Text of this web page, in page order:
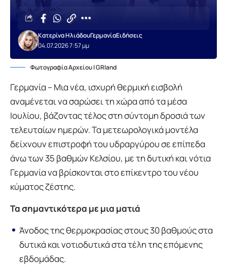
04.07.2026 7:57 μμ
Κατερίνα ΗλιάδουΓερμανίαΕιδήσεις
Φωτογραφία Αρχείου | GRland
Γερμανία – Μια νέα, ισχυρή θερμική εισβολή
αναμένεται να σαρώσει τη χώρα από τα μέσα
Ιουλίου, βάζοντας τέλος στη σύντομη δροσιά των
τελευταίων ημερών. Τα μετεωρολογικά μοντέλα
δείχνουν επιστροφή του υδραργύρου σε επίπεδα
άνω των 35 βαθμών Κελσίου, με τη δυτική και νότια
Γερμανία να βρίσκονται στο επίκεντρο του νέου
κύματος ζέστης.
Τα σημαντικότερα με μια ματιά
Άνοδος της θερμοκρασίας στους 30 βαθμούς στα
δυτικά και νοτιοδυτικά στα τέλη της επόμενης
εβδομάδας.